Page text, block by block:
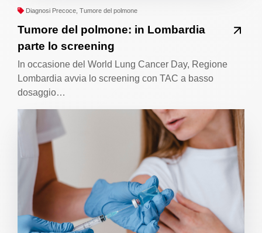
Diagnosi Precoce, Tumore del polmone
Tumore del polmone: in Lombardia
parte lo screening
In occasione del World Lung Cancer Day, Regione
Lombardia avvia lo screening con TAC a basso
dosaggio…